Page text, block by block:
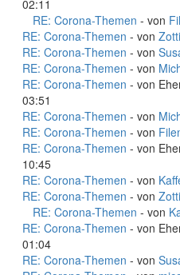
02:11
RE: Corona-Themen - von
RE: Corona-Themen - von Zotti
RE: Corona-Themen - von
RE: Corona-Themen - von
RE: Corona-Themen - von
03:51
RE: Corona-Themen - von
RE: Corona-Themen - von
RE: Corona-Themen - von
10:45
RE: Corona-Themen - von
RE: Corona-Themen - von Zotti
RE: Corona-Themen - von
RE: Corona-Themen - von
01:04
RE: Corona-Themen - von